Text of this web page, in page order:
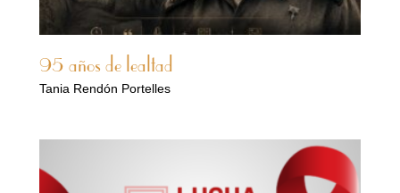
95 años de lealtad
Tania Rendón Portelles